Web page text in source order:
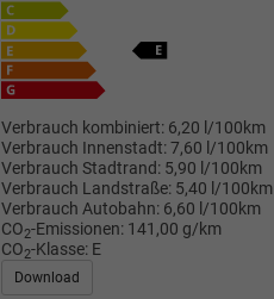
Verbrauch kombiniert: 6,20 l/100km
Verbrauch Innenstadt:7,60 l/100km
Verbrauch Stadtrand: 5,90 l/100km
Verbrauch Landstraße: 5,40 l/100km
Verbrauch Autobahn: 6,60 l/100km
CO2-Emissionen: 141,00 g/km
CO2-Klasse: E
Download